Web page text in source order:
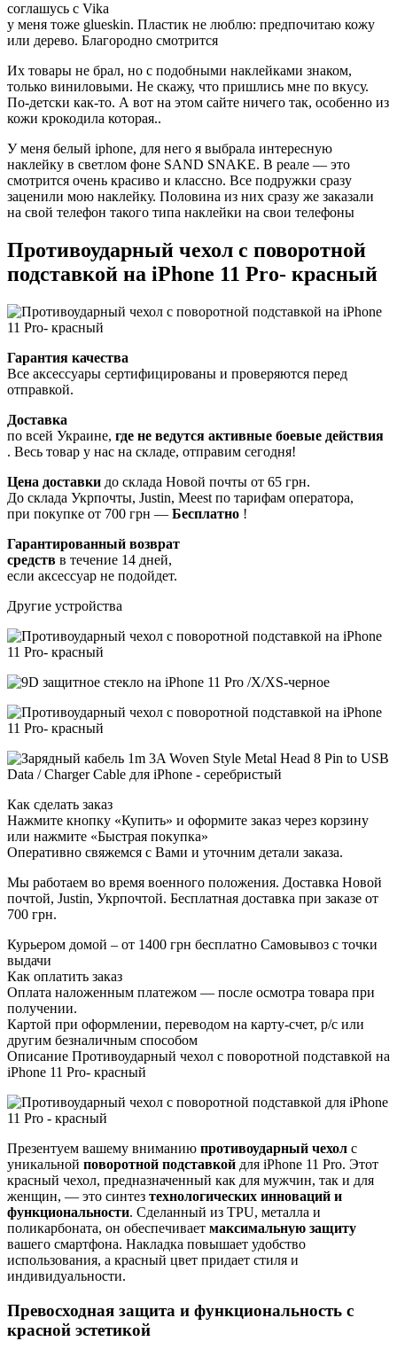
соглашусь с Vika
у меня тоже glueskin. Пластик не люблю: предпочитаю кожу
или дерево. Благородно смотрится
Их товары не брал, но с подобными наклейками знаком,
только виниловыми. Не скажу, что пришлись мне по вкусу.
По-детски как-то. А вот на этом сайте ничего так, особенно из
кожи крокодила которая..
У меня белый iphone, для него я выбрала интересную
наклейку в светлом фоне SAND SNAKE. В реале — это
смотрится очень красиво и классно. Все подружки сразу
заценили мою наклейку. Половина из них сразу же заказали
на свой телефон такого типа наклейки на свои телефоны
Противоударный чехол с поворотной
подставкой на iPhone 11 Pro- красный
Гарантия качества
Все аксессуары сертифицированы и проверяются перед
отправкой.
Доставка
по всей Украине, где не ведутся активные боевые действия
. Весь товар у нас на складе, отправим сегодня!
Цена доставки до склада Новой почты от 65 грн.
До склада Укрпочты, Justin, Meest по тарифам оператора,
при покупке от 700 грн — Бесплатно !
Гарантированный возврат
средств в течение 14 дней,
если аксессуар не подойдет.
Другие устройства
Как сделать заказ
Нажмите кнопку «Купить» и оформите заказ через корзину
или нажмите «Быстрая покупка»
Оперативно свяжемся с Вами и уточним детали заказа.
Мы работаем во время военного положения. Доставка Новой
почтой, Justin, Укрпочтой. Бесплатная доставка при заказе от
700 грн.
Курьером домой – от 1400 грн бесплатно Самовывоз с точки
выдачи
Как оплатить заказ
Оплата наложенным платежом — после осмотра товара при
получении.
Картой при оформлении, переводом на карту-счет, р/с или
другим безналичным способом
Описание Противоударный чехол с поворотной подставкой на
iPhone 11 Pro- красный
Презентуем вашему вниманию противоударный чехол с
уникальной поворотной подставкой для iPhone 11 Pro. Этот
красный чехол, предназначенный как для мужчин, так и для
женщин, — это синтез технологических инноваций и
функциональности. Сделанный из TPU, металла и
поликарбоната, он обеспечивает максимальную защиту
вашего смартфона. Накладка повышает удобство
использования, а красный цвет придает стиля и
индивидуальности.
Превосходная защита и функциональность с
красной эстетикой